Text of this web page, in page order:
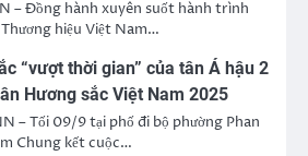
– Đồng hành xuyên suốt hành trình
hiệu Việt Nam…
“vượt thời gian” của tân Á hậu 2
Hương sắc Việt Nam 2025
– Tối 09/9 tại phố đi bộ phường Phan
Chung kết cuộc…